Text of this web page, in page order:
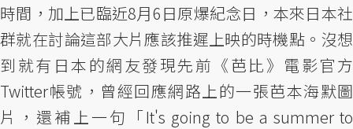
時間，加上已臨近8月6日原爆紀念日，本來日本社
群就在討論這部大片應該推遲上映的時機點。沒想
到就有日本的網友發現先前《芭比》電影官方
Twitter帳號，曾經回應網路上的一張芭本海默圖
片，還補上一句「It's going to be a summer to